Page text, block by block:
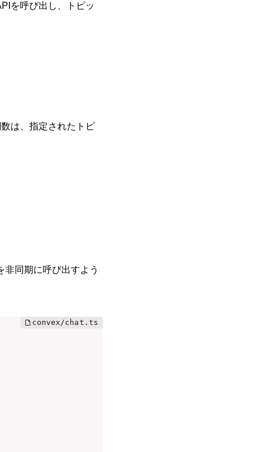
を呼び出し、トピッ
は、指定されたトピ
同期に呼び出すよう